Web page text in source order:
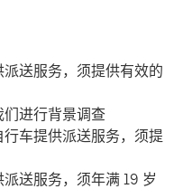
送服务，须提供有效的
进行背景调查
车提供派送服务，须提
送服务，须年满 19 岁